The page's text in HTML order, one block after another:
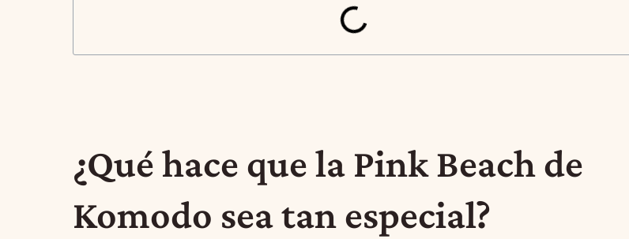
¿Qué hace que la Pink Beach de
Komodo sea tan especial?